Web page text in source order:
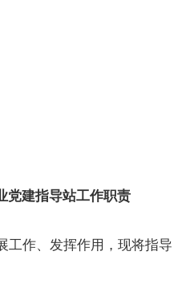
党建指导站工作职责
工作、发挥作用，现将指导